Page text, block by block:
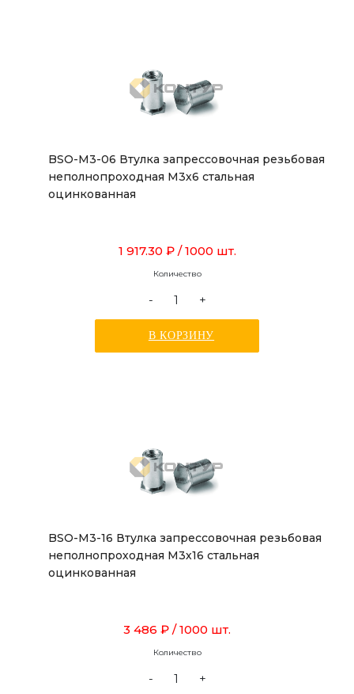
BSO-M3-06 Втулка запрессовочная резьбовая
неполнопроходная М3х6 стальная
оцинкованная
1 917.30 ₽ / 1000 шт.
Количество
- +
В КОРЗИНУ
BSO-M3-16 Втулка запрессовочная резьбовая
неполнопроходная М3х16 стальная
оцинкованная
3 486 ₽ / 1000 шт.
Количество
- +